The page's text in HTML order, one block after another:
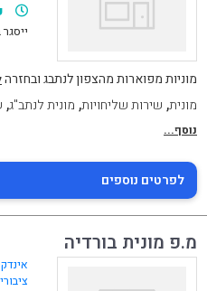
ייסגר
מוניות מפוארות מהצפון לנתבג ובחזרה
מונית, שירות שליחויות, מונית לנתב"ג,
נוסף...
לפרטים נוספים
מ.פ מונית בורדיה